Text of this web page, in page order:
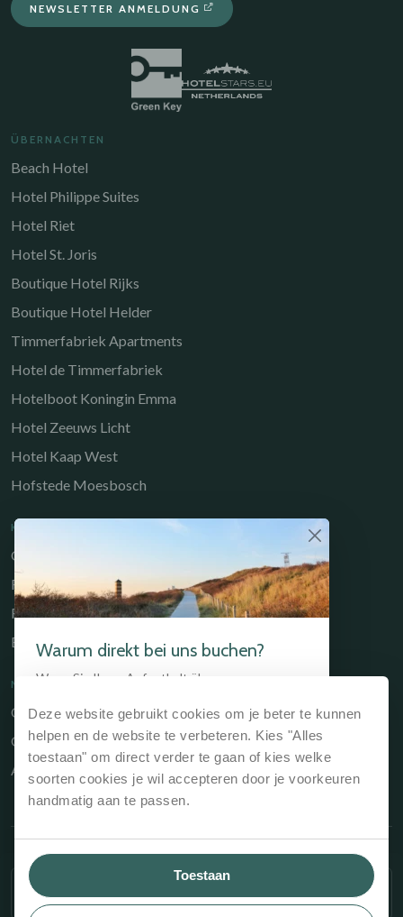
Deze website gebruikt cookies om je beter te kunnen
helpen en de website te verbeteren. Kies "Alles
toestaan" om direct verder te gaan of kies welke
soorten cookies je wil accepteren door je voorkeuren
handmatig aan te passen.
Toestaan
Warum direkt bei uns buchen?
Wenn Sie Ihren Aufenthalt über unsere
direkt an der Rezeption buchen, ist das immer
der günstigste Weg. Wir garantieren den
besten Preis und den besten Service.
Bestpreisgarantie, immer der günstigste
Preis
Die Möglichkeit günstige Arrangements zu
ZEITRAUM WÄHLEN
NEWSLETTER ANMELDUNG
ÜBERNACHTEN
Beach Hotel
Hotel Philippe Suites
Hotel Riet
Hotel St. Joris
Boutique Hotel Rijks
Boutique Hotel Helder
Timmerfabriek Apartments
Hotel de Timmerfabriek
Hotelboot Koningin Emma
Hotel Zeeuws Licht
Hotel Kaap West
Hofstede Moesbosch
KULINARISCHE
Gastrobar de Timmerfabriek
Restaurant Chabot
Restaurant Catch
Brasserie de Walvis
NÜTZLICHE LINKS
Owners Portal
Geschenkgutschein
Allgemeine Geschäftsbedingungen
Copyright © 2026 Kloeg Collection
Allgemeine Geschäftsbedingungen